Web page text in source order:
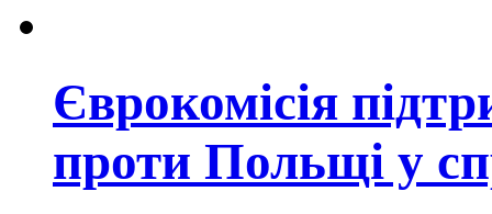
Єврокомісія
проти Польщі у